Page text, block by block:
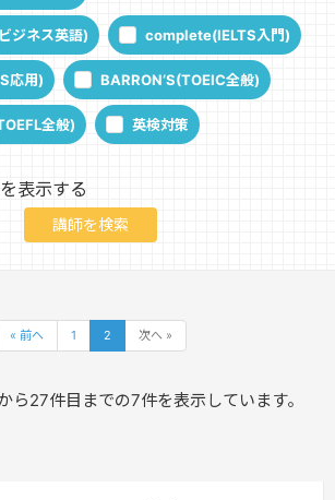
ジネス英語) complete(IELTS入門)
応用) BARRON‘S(TOEIC全般)
全般) 英検対策
表示する
« 前へ 1 2 次へ »
ら27件目までの7件を表示しています。